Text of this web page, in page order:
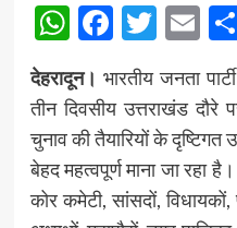
WhatsApp
देहरादून। भारतीय जनता
तीन दिवसीय उत्तराखंड
चुनाव की तैयारियों के दृष्टिगत
बेहद महत्वपूर्ण माना जा रहा
कोर कमेटी, सांसदों, विधायकों,